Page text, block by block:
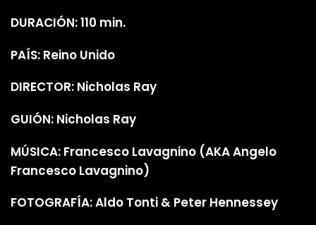
DURACIÓN: 110 min.
PAÍS: Reino Unido
DIRECTOR: Nicholas Ray
GUIÓN: Nicholas Ray
MÚSICA: Francesco Lavagnino (AKA Angelo
Francesco Lavagnino)
FOTOGRAFÍA: Aldo Tonti & Peter Hennessey